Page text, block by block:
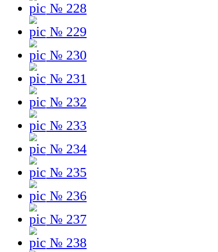
№ 228
№ 229
№ 230
№ 231
№ 232
№ 233
№ 234
№ 235
№ 236
№ 237
№ 238